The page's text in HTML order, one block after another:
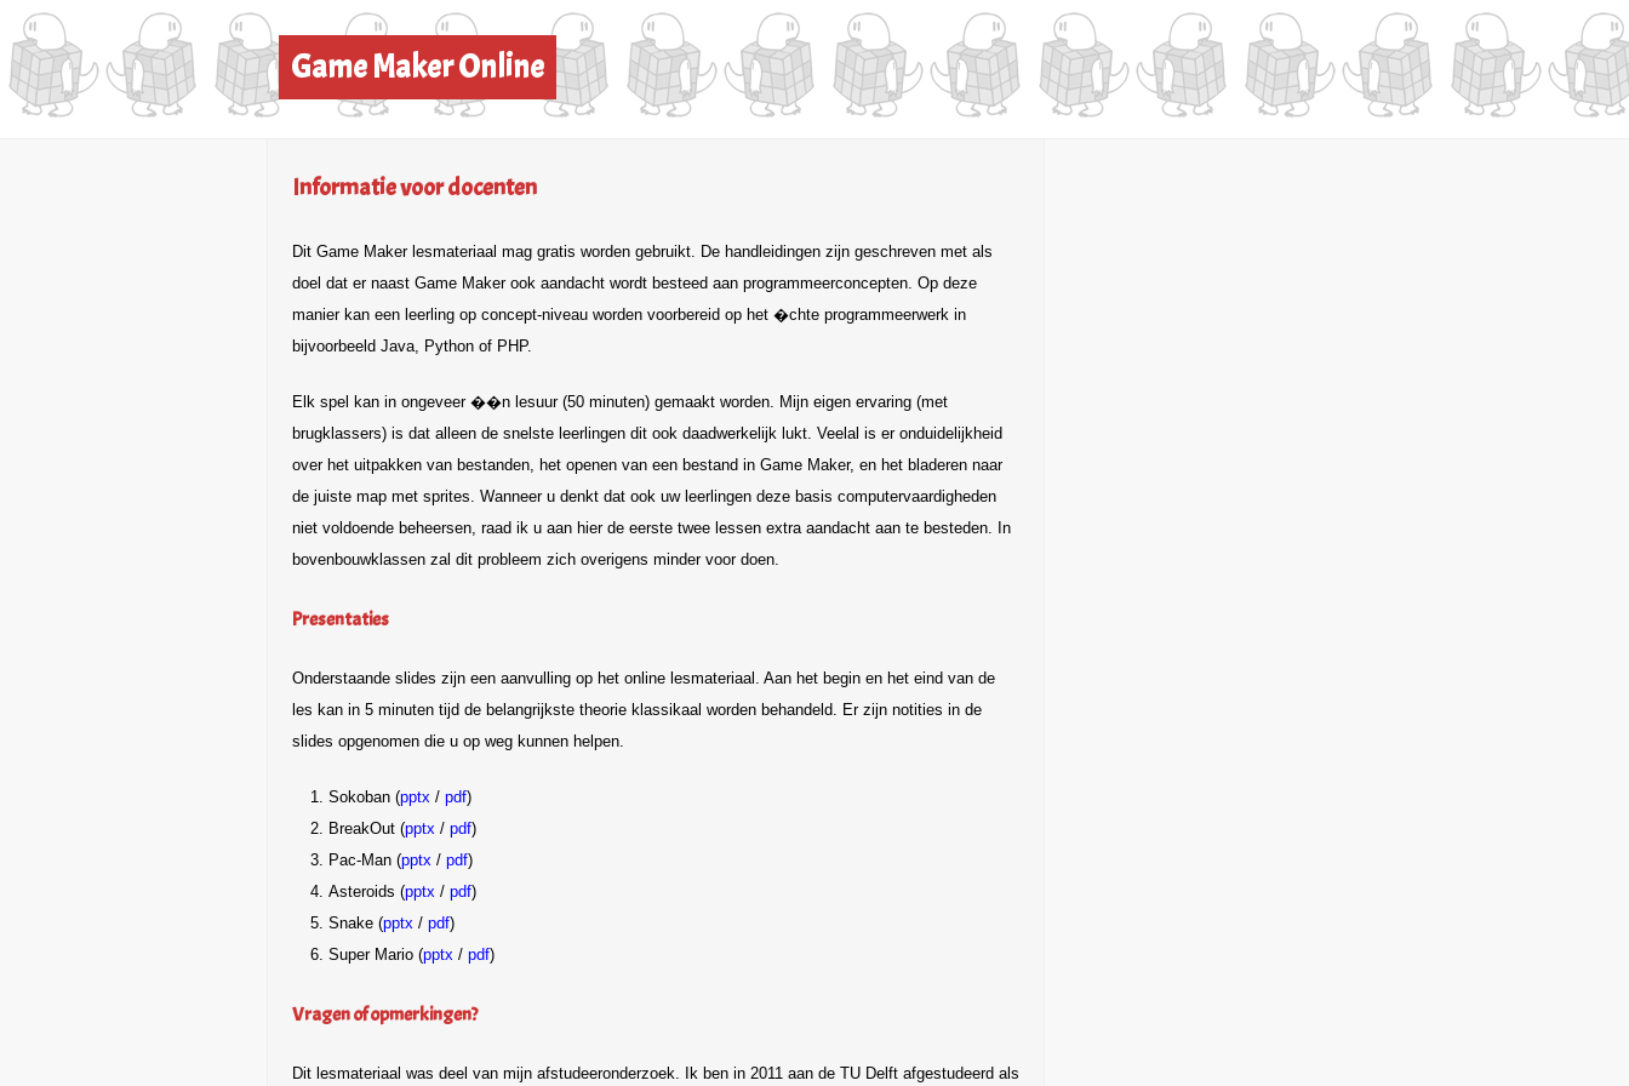
Game Maker Online
Informatie voor docenten
Dit Game Maker lesmateriaal mag gratis worden gebruikt. De handleidingen zijn geschreven met als
doel dat er naast Game Maker ook aandacht wordt besteed aan programmeerconcepten. Op deze
manier kan een leerling op concept-niveau worden voorbereid op het �chte programmeerwerk in
bijvoorbeeld Java, Python of PHP.
Elk spel kan in ongeveer ��n lesuur (50 minuten) gemaakt worden. Mijn eigen ervaring (met
brugklassers) is dat alleen de snelste leerlingen dit ook daadwerkelijk lukt. Veelal is er onduidelijkheid
over het uitpakken van bestanden, het openen van een bestand in Game Maker, en het bladeren naar
de juiste map met sprites. Wanneer u denkt dat ook uw leerlingen deze basis computervaardigheden
niet voldoende beheersen, raad ik u aan hier de eerste twee lessen extra aandacht aan te besteden. In
bovenbouwklassen zal dit probleem zich overigens minder voor doen.
Presentaties
Onderstaande slides zijn een aanvulling op het online lesmateriaal. Aan het begin en het eind van de
les kan in 5 minuten tijd de belangrijkste theorie klassikaal worden behandeld. Er zijn notities in de
slides opgenomen die u op weg kunnen helpen.
Sokoban (pptx / pdf)
BreakOut (pptx / pdf)
Pac-Man (pptx / pdf)
Asteroids (pptx / pdf)
Snake (pptx / pdf)
Super Mario (pptx / pdf)
Vragen of opmerkingen?
Dit lesmateriaal was deel van mijn afstudeeronderzoek. Ik ben in 2011 aan de TU Delft afgestudeerd als